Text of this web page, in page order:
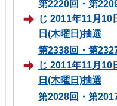
第2220回・第
じ 2011年11月10
日(木曜日)抽選
第2338回・第
じ 2011年11月10
日(木曜日)抽選
第2028回・第